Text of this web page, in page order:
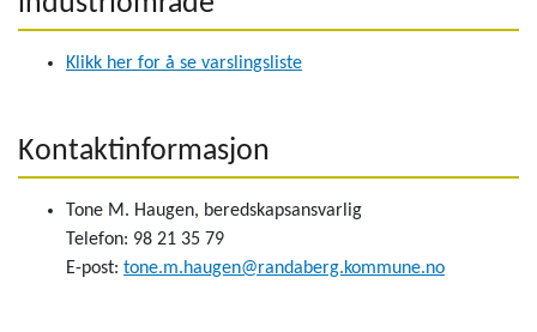
Klikk her for å se varslingsliste
Kontaktinformasjon
Tone M. Haugen, beredskapsansvarlig
Telefon: 98 21 35 79
E-post: tone.m.haugen@randaberg.kommune.no